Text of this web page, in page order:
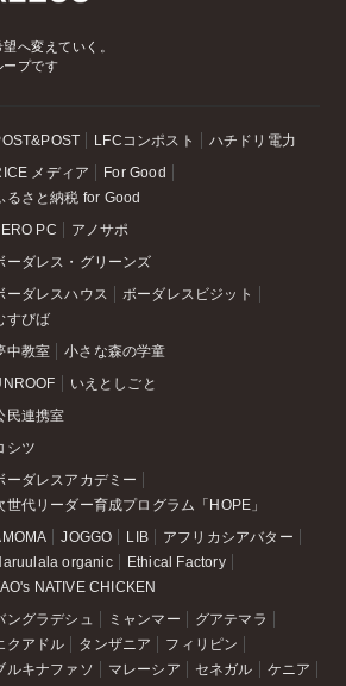
へ変えていく。
ープです
LFCコンポスト ハチドリ電力
メディア
For Good
るさと納税 for Good
PC アノサポ
ーダレス・グリーンズ
ーダレスハウス
ボーダレスビジット
すびば
中教室 小さな森の学童
いえとしごと
民連携室
シツ
ーダレスアカデミー
世代リーダー育成プログラム「HOPE」
JOGGO LIB
アフリカシアバター
organic
Ethical Factory
NATIVE CHICKEN
ングラデシュ ミャンマー
グアテマラ
クアドル
タンザニア
フィリピン
ルキナファソ
マレーシア セネガル ケニア